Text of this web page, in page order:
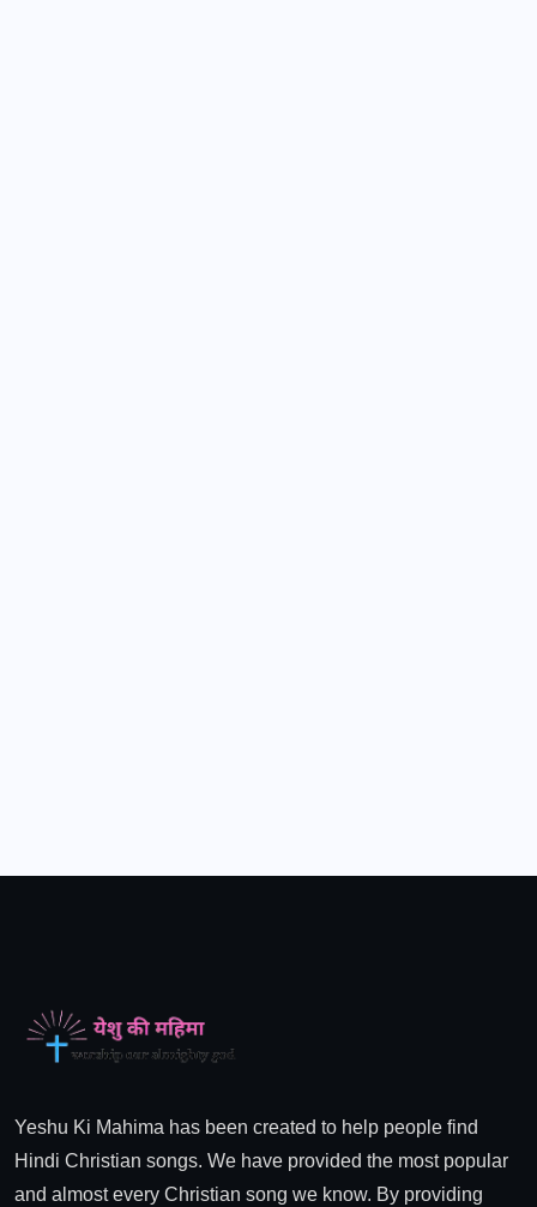
Yeshu Ki Mahima has been created to help people find
Hindi Christian songs. We have provided the most popular
and almost every Christian song we know. By providing